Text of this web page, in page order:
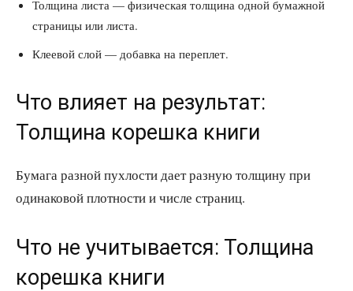
Толщина листа — физическая толщина одной бумажной
страницы или листа.
Клеевой слой — добавка на переплет.
Что влияет на результат:
Толщина корешка книги
Бумага разной пухлости дает разную толщину при
одинаковой плотности и числе страниц.
Что не учитывается: Толщина
корешка книги